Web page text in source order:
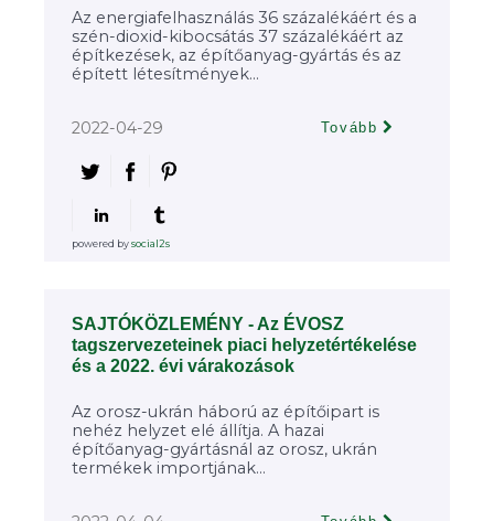
Az energiafelhasználás 36 százalékáért és a
szén-dioxid-kibocsátás 37 százalékáért az
építkezések, az építőanyag-gyártás és az
épített létesítmények...
2022-04-29 Tovább
powered bysocial2s
SAJTÓKÖZLEMÉNY - Az ÉVOSZ
tagszervezeteinek piaci helyzetértékelése
és a 2022. évi várakozások
Az orosz-ukrán háború az építőipart is
nehéz helyzet elé állítja. A hazai
építőanyag-gyártásnál az orosz, ukrán
termékek importjának...